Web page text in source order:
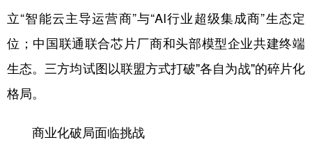
立“智能云主导运营商”与“AI行业超级集成商”生态定
位；中国联通联合芯片厂商和头部模型企业共建终端
生态。三方均试图以联盟方式打破"各自为战"的碎片化
格局。
商业化破局面临挑战